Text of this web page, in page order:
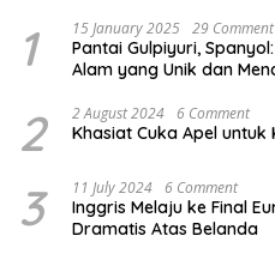
1 15 January 2025 29 Comment
Pantai Gulpiyuri,
Alam yang Unik dan
2 2 August 2024 6 Comment
Khasiat Cuka Apel untuk
3 11 July 2024 6 Comment
Inggris Melaju ke Final
Dramatis Atas Belanda